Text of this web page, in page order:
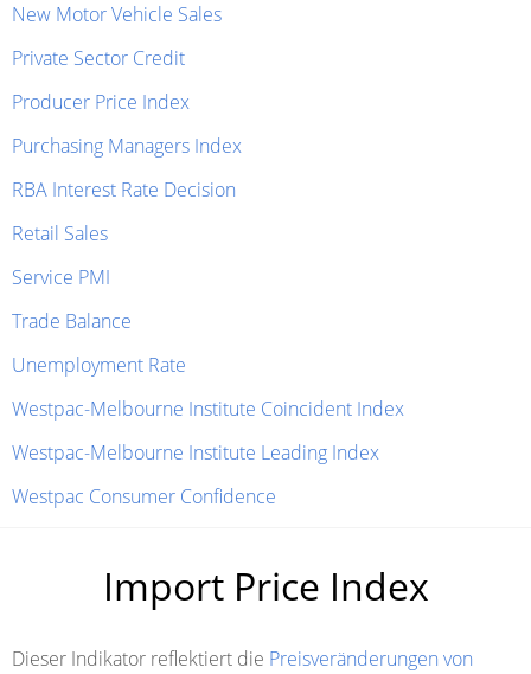
New Motor Vehicle Sales
Private Sector Credit
Producer Price Index
Purchasing Managers Index
RBA Interest Rate Decision
Retail Sales
Service PMI
Trade Balance
Unemployment Rate
Westpac-Melbourne Institute Coincident Index
Westpac-Melbourne Institute Leading Index
Westpac Consumer Confidence
Import Price Index
Dieser Indikator reflektiert die Preisveränderungen von